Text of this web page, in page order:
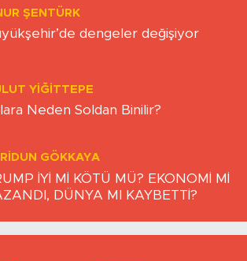
ŞENTÜRK
dengeler değişiyor
YİĞİTTEPE
Neden Soldan Binilir?
GÖKKAYA
İYİ Mİ KÖTÜ MÜ? EKONOMİ Mİ
DÜNYA MI KAYBETTİ?